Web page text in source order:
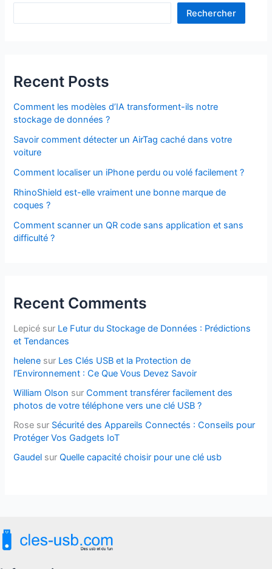
Rechercher
Recent Posts
Comment les modèles d’IA transforment-ils notre
stockage de données ?
Savoir comment détecter un AirTag caché dans votre
voiture
Comment localiser un iPhone perdu ou volé facilement ?
RhinoShield est-elle vraiment une bonne marque de
coques ?
Comment scanner un QR code sans application et sans
difficulté ?
Recent Comments
Lepicé sur Le Futur du Stockage de Données : Prédictions
et Tendances
helene sur Les Clés USB et la Protection de
l’Environnement : Ce Que Vous Devez Savoir
William Olson surComment transférer facilement des
photos de votre téléphone vers une clé USB ?
Rose sur Sécurité des Appareils Connectés : Conseils pour
Protéger Vos Gadgets IoT
Gaudel surQuelle capacité choisir pour une clé usb